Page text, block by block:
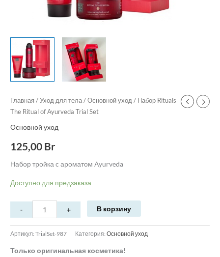
Главная /Уход для тела /Основной уход / Набор Rituals
The Ritual of Ayurveda Trial Set
Основной уход
125,00 Br
Набор тройка c ароматом Ayurveda
Доступно для предзаказа
В корзину
Артикул:TrialSet-987 Категория:Основной уход
Только оригинальная косметика!